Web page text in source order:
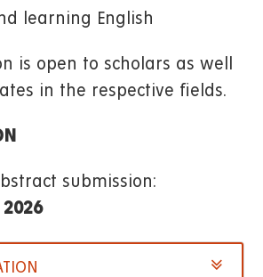
learning English
is open to scholars as well
in the respective fields.
submission: